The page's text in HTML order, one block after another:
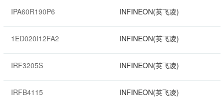
IPA60R190P6 INFINEON(英飞凌)
1ED020I12FA2 INFINEON(英飞凌)
IRF3205S INFINEON(英飞凌)
IRFB4115 INFINEON(英飞凌)